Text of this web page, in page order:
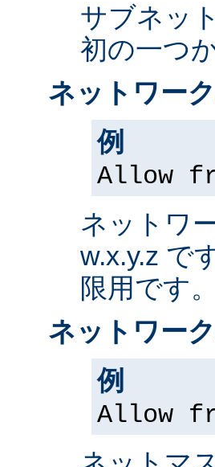
サブネッ
初の一つ
ネットワー
例
Allow
ネットワ
w.x.y.z で
限用です。
ネットワー
例
Allow